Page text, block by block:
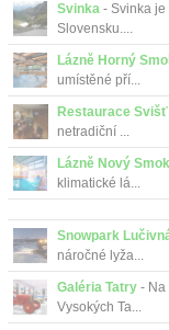
Svinka - Svinka je
Slovensku....
Lázně Horný
umístěné pří...
Restaurace Svišť
netradiční ...
Lázně Nový
klimatické lá...
Snowpark
náročné lyža...
Galéria Tatry - Na
Vysokých Ta...